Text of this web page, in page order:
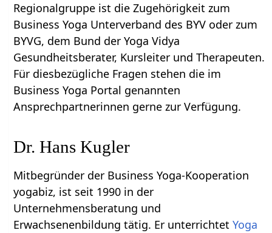
Regionalgruppe ist die Zugehörigkeit zum
Business Yoga Unterverband des BYV oder zum
BYVG, dem Bund der Yoga Vidya
Gesundheitsberater, Kursleiter und Therapeuten.
Für diesbezügliche Fragen stehen die im
Business Yoga Portal genannten
Ansprechpartnerinnen gerne zur Verfügung.
Dr. Hans Kugler
Mitbegründer der Business Yoga-Kooperation
yogabiz, ist seit 1990 in der
Unternehmensberatung und
Erwachsenenbildung tätig. Er unterrichtetYoga